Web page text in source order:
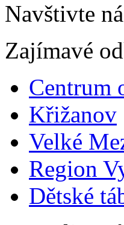
Navštivte
Zajímavé
Centrum
Křižanov
Velké
Region
Dětské